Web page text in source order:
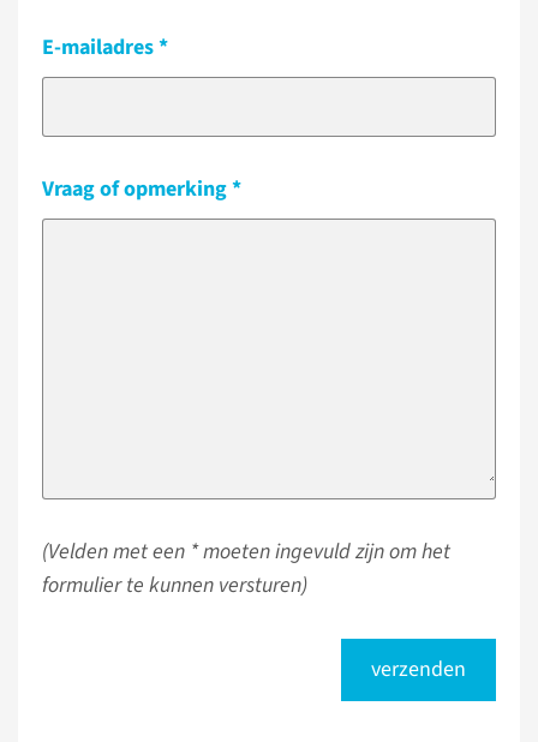
E-mailadres
Vraag of opmerking
(Velden met een * moeten ingevuld zijn om het
formulier te kunnen versturen)
verzenden